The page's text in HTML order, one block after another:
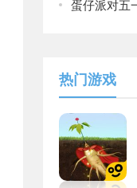
热门游戏